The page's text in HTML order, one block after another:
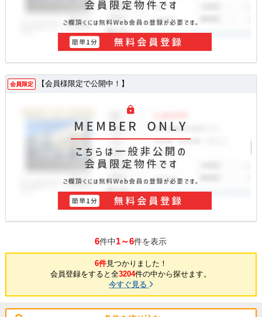
会員限定 【会員様限定で公開中！】
6件中1～6件を表示
6件見つかりました！
会員登録をすると全3204件の中から探せます。
今すぐ見る